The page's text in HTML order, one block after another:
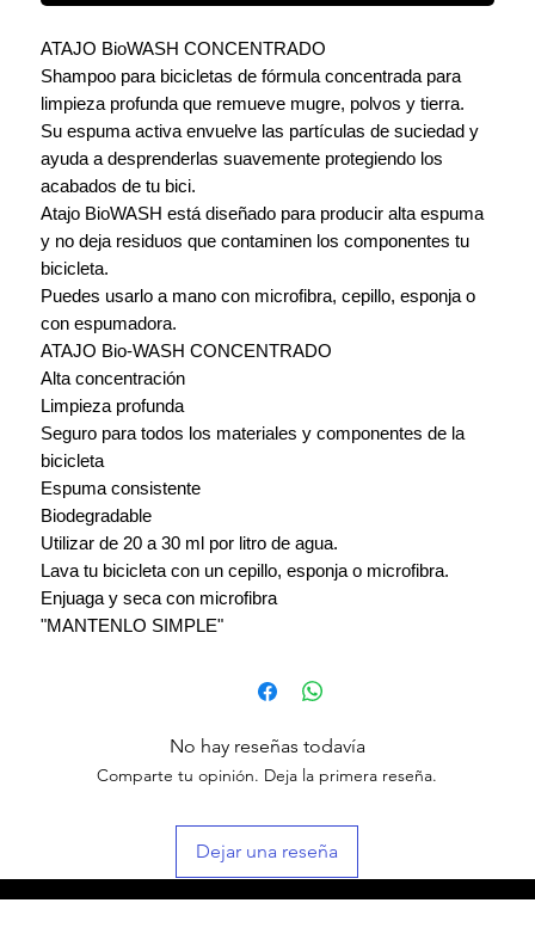
ATAJO BioWASH CONCENTRADO
Shampoo para bicicletas de fórmula concentrada para
limpieza profunda que remueve mugre, polvos y tierra.
Su espuma activa envuelve las partículas de suciedad y
ayuda a desprenderlas suavemente protegiendo los
acabados de tu bici.
Atajo BioWASH está diseñado para producir alta espuma
y no deja residuos que contaminen los componentes tu
bicicleta.
Puedes usarlo a mano con microfibra, cepillo, esponja o
con espumadora.
ATAJO Bio-WASH CONCENTRADO
Alta concentración
Limpieza profunda
Seguro para todos los materiales y componentes de la
bicicleta
Espuma consistente
Biodegradable
Utilizar de 20 a 30 ml por litro de agua.
Lava tu bicicleta con un cepillo, esponja o microfibra.
Enjuaga y seca con microfibra
"MANTENLO SIMPLE"
No hay reseñas todavía
Comparte tu opinión. Deja la primera reseña.
Dejar una reseña